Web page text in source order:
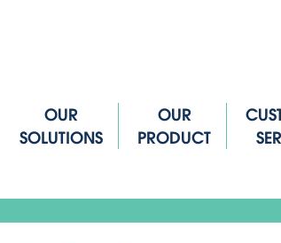
OUR
SOLUTIONS
OUR
PRODUCT